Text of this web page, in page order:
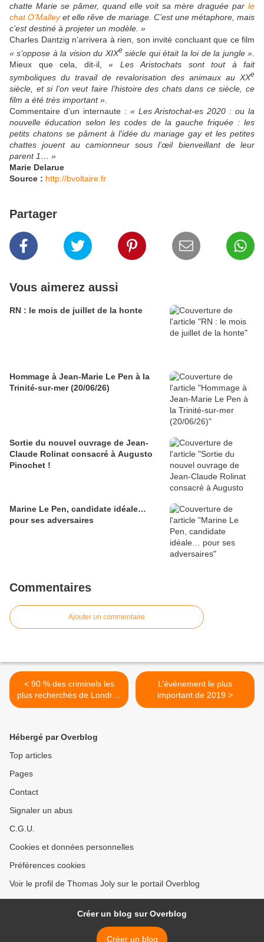
chatte Marie se pâmer, quand elle voit sa mère draguée par le
chat O’Malleyet elle rêve de mariage. C’est une métaphore, mais
c’est destiné à projeter un modèle. »
Charles Dantzig n’arrivera à rien, son invité concluant que ce film
« s’oppose à la vision du XIXesiècle qui était la loi de la jungle »
Mieux que cela, dit-il, « Les Aristochats
sont tout à fait
symboliques du travail de revalorisation des animaux au XXe
siècle, et si l’on veut faire l’histoire des chats dans ce siècle, ce
film a été très important »
Commentaire d’un internaute : « Les Aristochat-es 2020 : ou la
nouvelle éducation selon les codes de la gauche friquée : les
petits chatons se pâment à l’idée du mariage gay et les petites
chattes jouent au camionneur sous l’œil bienveillant de leur
parent 1… »
Marie Delarue
Source : http://bvoltaire.fr
Partager
Vous aimerez aussi
RN : le mois de juillet de la honte
Hommage à Jean-Marie Le Pen à la
Trinité-sur-mer (20/06/26)
Sortie du nouvel ouvrage de Jean-
Claude Rolinat consacré à Augusto
Pinochet !
Marine Le Pen, candidate idéale…
pour ses adversaires
Commentaires
Ajouter un commentaire
< 90 % des criminels les
plus recherchés de Londres
sont des extra-européens
L’événement le plus
important de 2019 >
Hébergé par Overblog
Top articles
Pages
Contact
Signaler un abus
C.G.U.
Cookies et données personnelles
Préférences cookies
Voir le profil de Thomas Joly sur le portail Overblog
Créer un blog sur Overblog
Créer un blog